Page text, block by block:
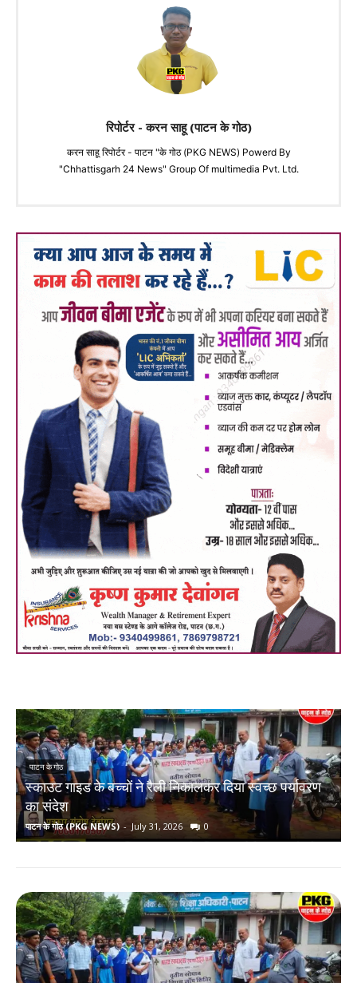
रिपोर्टर - करन साहू (पाटन के गोठ)
करन साहू रिपोर्टर - पाटन "के गोठ (PKG NEWS) Powerd By
"Chhattisgarh 24 News" Group Of multimedia Pvt. Ltd.
पाटन के गोठ
स्काउट गाइड के बच्चों ने रैली निकालकर दिया स्वच्छ पर्यावरण
का संदेश
पाटन के गोठ (PKG NEWS) - July 31, 2026 0